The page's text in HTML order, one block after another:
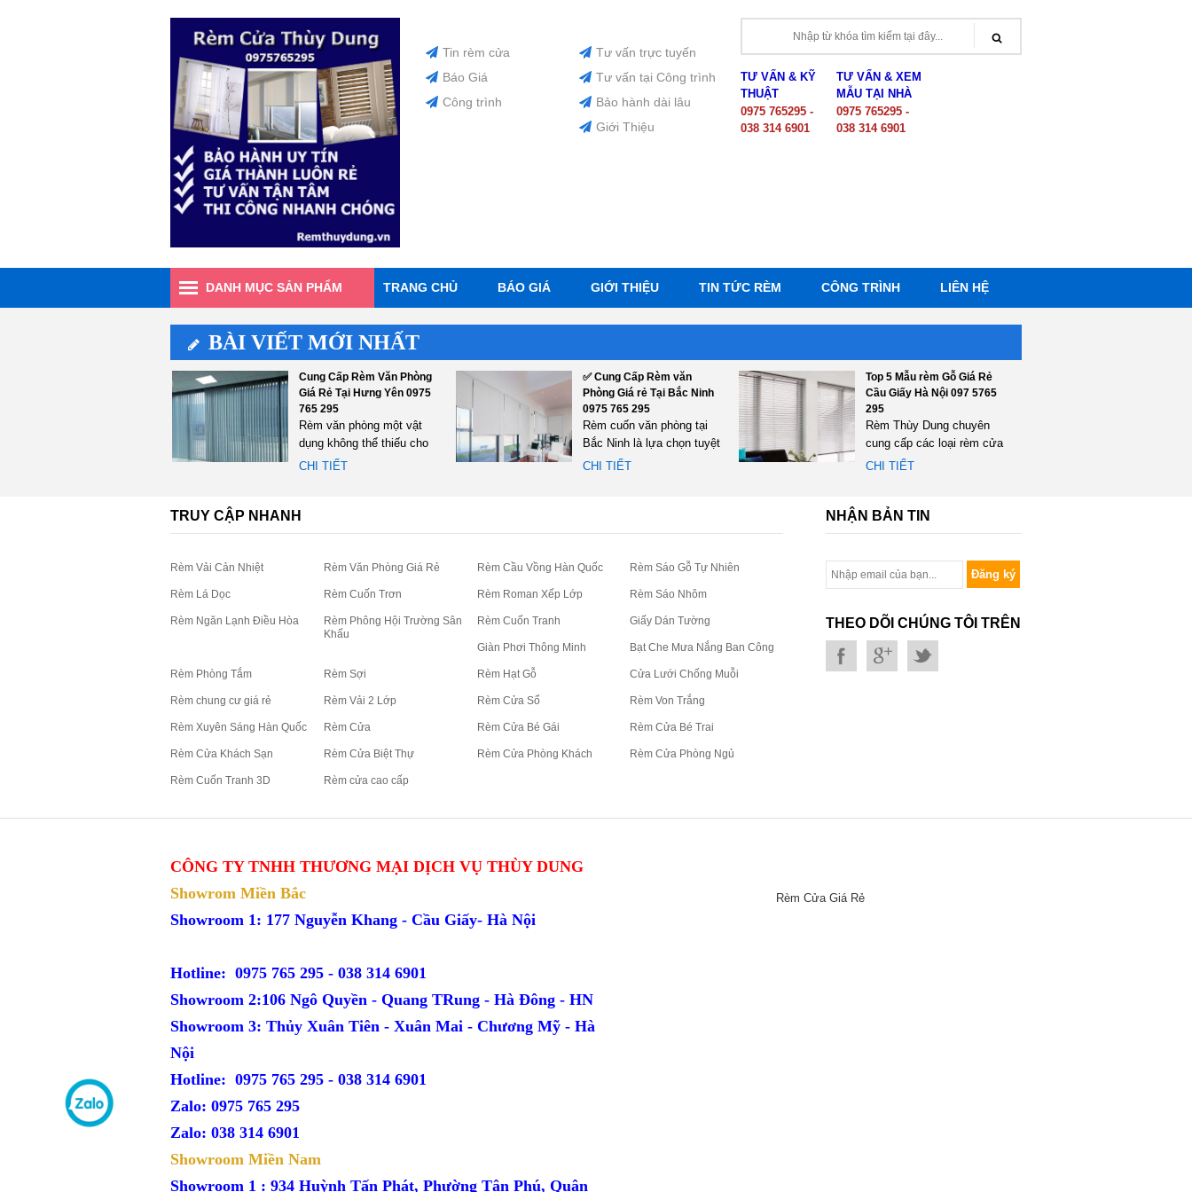
Tin rèm cửa
Báo Giá
Công trình
Tư vấn trực tuyến
Tư vấn tại Công trình
Bảo hành dài lâu
Giới Thiệu
TƯ VẤN & KỸ
THUẬT
0975 765295 -
038 314 6901
TƯ VẤN & XEM
MẪU TẠI NHÀ
0975 765295 -
038 314 6901
DANH MỤC SẢN PHẨM TRANG CHỦ BÁO GIÁ GIỚI THIỆU TIN TỨC RÈM CÔNG TRÌNH LIÊN HỆ
BÀI VIẾT MỚI NHẤT
Cung Cấp Rèm Văn Phòng
Giá Rẻ Tại Hưng Yên 0975
765 295
Rèm văn phòng một vật
dụng không thể thiếu cho
bất cứ không gian làm
CHI TIẾT
✅ Cung Cấp Rèm văn
Phòng Giá rẻ Tại Bắc Ninh
0975 765 295
Rèm cuốn văn phòng tại
Bắc Ninh là lựa chọn tuyệt
vời dành cho các doanh...
CHI TIẾT
Top 5 Mẫu rèm Gỗ Giá Rẻ
Cầu Giấy Hà Nội 097 5765
295
Rèm Thùy Dung chuyên
cung cấp các loại rèm cửa
đặc biệt là rèm gỗ một
CHI TIẾT
TRUY CẬP NHANH
Rèm Vải Cản Nhiệt Rèm Văn Phòng Giá Rẻ Rèm Cầu Vồng Hàn Quốc Rèm Sáo Gỗ Tự Nhiên
Rèm Lá Dọc Rèm Cuốn Trơn Rèm Roman Xếp Lớp Rèm Sáo Nhôm
Rèm Ngăn Lạnh Điều Hòa
Rèm Phông Hội Trường Sân
Khấu
Rèm Cuốn Tranh Giấy Dán Tường
Giàn Phơi Thông Minh Bạt Che Mưa Nắng Ban Công
Rèm Phòng Tắm Rèm Sợi Rèm Hạt Gỗ Cửa Lưới Chống Muỗi
Rèm chung cư giá rẻ Rèm Vải 2 Lớp Rèm Cửa Sổ Rèm Von Trắng
Rèm Xuyên Sáng Hàn Quốc Rèm Cửa Rèm Cửa Bé Gái Rèm Cửa Bé Trai
Rèm Cửa Khách Sạn Rèm Cửa Biệt Thự Rèm Cửa Phòng Khách Rèm Cửa Phòng Ngủ
Rèm Cuốn Tranh 3D Rèm cửa cao cấp
NHẬN BẢN TIN
Đăng ký
THEO DÕI CHÚNG TÔI TRÊN
CÔNG TY TNHH THƯƠNG MẠI DỊCH VỤ THÙY DUNG
Showrom Miền Bắc
Showroom 1: 177 Nguyễn Khang - Cầu Giấy- Hà Nội
Hotline: 0975 765 295 - 038 314 6901
Showroom 2:106 Ngô Quyền - Quang TRung - Hà Đông - HN
Showroom 3: Thủy Xuân Tiên - Xuân Mai - Chương Mỹ - Hà
Nội
Hotline: 0975 765 295 - 038 314 6901
Zalo: 0975 765 295
Zalo: 038 314 6901
Showroom Miền Nam
Showroom 1 : 934 Huỳnh Tấn Phát, Phường Tân Phú, Quận
Rèm Cửa Giá Rẻ